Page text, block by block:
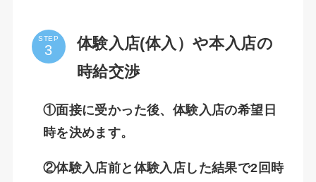
STEP
体験入店(体入）や本入店の
時給交渉
①面接に受かった後、体験入店の希望日
時を決めます。
②体験入店前と体験入店した結果で2回時